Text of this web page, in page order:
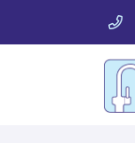
31600 LHERM